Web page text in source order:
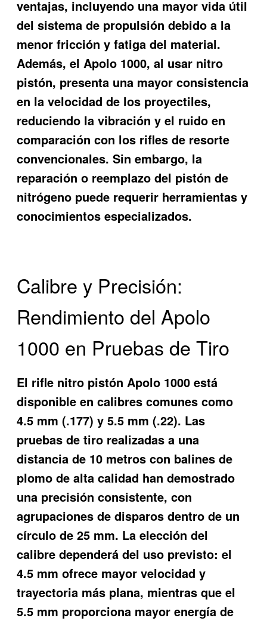
ventajas, incluyendo una mayor vida útil
del sistema de propulsión debido a la
menor fricción y fatiga del material.
Además, el Apolo 1000, al usar nitro
pistón, presenta una mayor consistencia
en la velocidad de los proyectiles,
reduciendo la vibración y el ruido en
comparación con los rifles de resorte
convencionales. Sin embargo, la
reparación o reemplazo del pistón de
nitrógeno puede requerir herramientas y
conocimientos especializados.
Calibre y Precisión:
Rendimiento del Apolo
1000 en Pruebas de Tiro
El rifle nitro pistón Apolo 1000 está
disponible en calibres comunes como
4.5 mm (.177) y 5.5 mm (.22). Las
pruebas de tiro realizadas a una
distancia de 10 metros con balines de
plomo de alta calidad han demostrado
una precisión consistente, con
agrupaciones de disparos dentro de un
círculo de 25 mm. La elección del
calibre dependerá del uso previsto: el
4.5 mm ofrece mayor velocidad y
trayectoria más plana, mientras que el
5.5 mm proporciona mayor energía de